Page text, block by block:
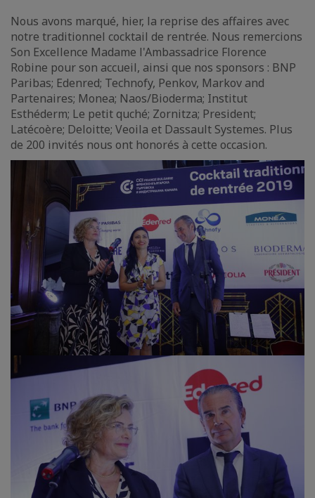
Nous avons marqué, hier, la reprise des affaires avec
notre traditionnel cocktail de rentrée. Nous remercions
Son Excellence Madame l'Ambassadrice Florence
Robine pour son accueil, ainsi que nos sponsors : BNP
Paribas; Edenred; Technofy, Penkov, Markov and
Partenaires; Monea; Naos/Bioderma; Institut
Esthéderm; Le petit quché; Zornitza; President;
Latécoère; Deloitte; Veoila et Dassault Systemes. Plus
de 200 invités nous ont honorés à cette occasion.